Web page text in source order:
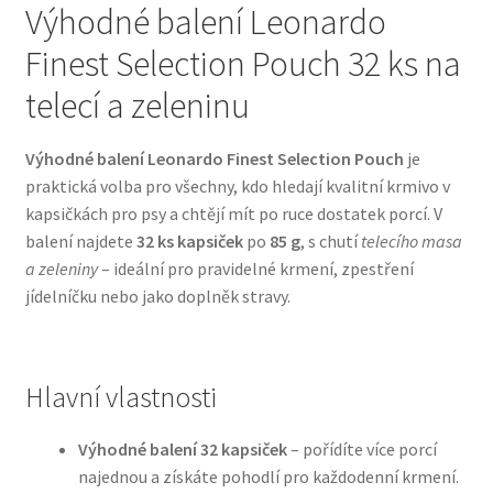
Bozita pro psy — Švédské krmivo s nordickou kvalitou
Brit pro psy
Granule pro psy
Natural Trainer pro psy — Italské krmivo s
přírodními složkami
Výhodné balení Leonardo
Finest Selection Pouch 32 ks na
telecí a zeleninu
Výhodné balení Leonardo Finest Selection Pouch je
praktická volba pro všechny, kdo hledají kvalitní krmivo v
kapsičkách pro psy a chtějí mít po ruce dostatek porcí. V
balení najdete 32 ks kapsičekpo 85 g, s chutítelecího masa
a zeleniny– ideální pro pravidelné krmení, zpestření
jídelníčku nebo jako doplněk stravy.
Hlavní vlastnosti
Výhodné balení 32 kapsiček– pořídíte více porcí
najednou a získáte pohodlí pro každodenní krmení.